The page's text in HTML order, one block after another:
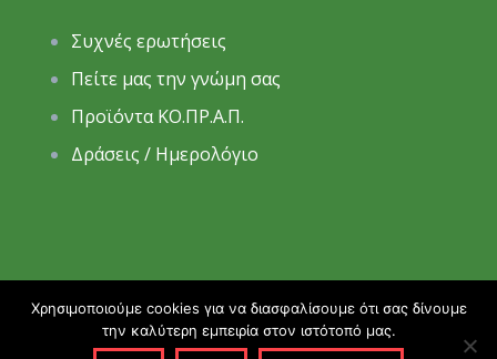
Συχνές ερωτήσεις
Πείτε μας την γνώμη σας
Προϊόντα ΚΟ.ΠΡ.Α.Π.
Δράσεις / Ημερολόγιο
Χρησιμοποιούμε cookies για να διασφαλίσουμε ότι σας δίνουμε
την καλύτερη εμπειρία στον ιστότοπό μας.